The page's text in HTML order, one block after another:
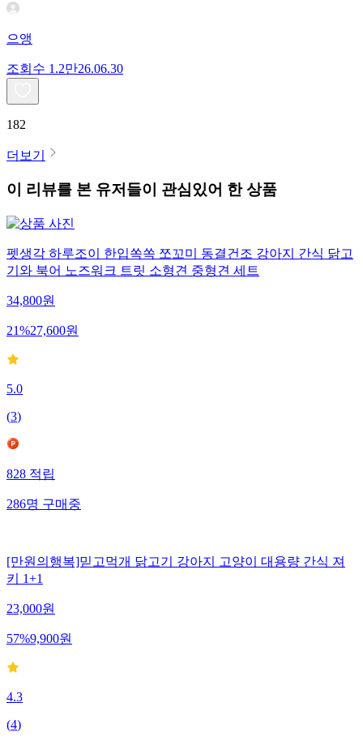
으앵
조회수 1.2만26.06.30
182
더보기
이 리뷰를 본 유저들이 관심있어 한 상품
펫생각 하루조이 한입쏙쏙 쪼꼬미 동결건조 강아지 간식 닭고
기와 북어 노즈워크 트릿 소형견 중형견 세트
34,800원
21%27,600원
5.0
(3)
828 적립
286명 구매중
[만원의행복]믿고먹개 닭고기 강아지 고양이 대용량 간식 져
키 1+1
23,000원
57%9,900원
4.3
(4)